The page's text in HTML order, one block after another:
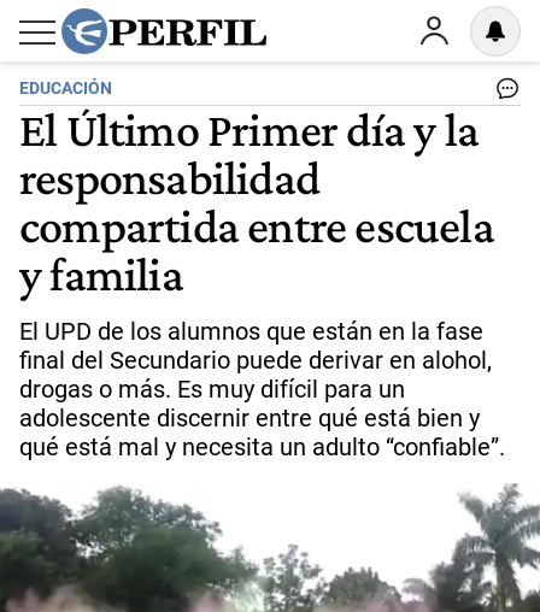
EDUCACIÓN
El Último Primer día y la
responsabilidad
compartida entre escuela
y familia
El UPD de los alumnos que están en la fase
final del Secundario puede derivar en alohol,
drogas o más. Es muy difícil para un
adolescente discernir entre qué está bien y
qué está mal y necesita un adulto “confiable”.